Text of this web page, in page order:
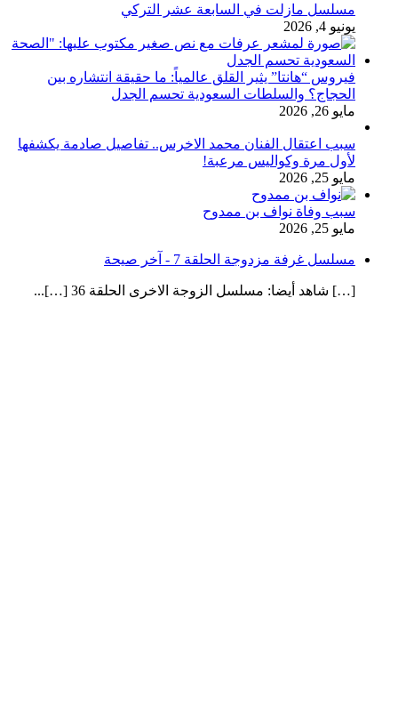
مسلسل مازلت في السابعة عشر التركي
يونيو 4, 2026
فيروس “هانتا” يثير القلق عالمياً: ما حقيقة انتشاره بين
الحجاج؟ والسلطات السعودية تحسم الجدل
مايو 26, 2026
سبب اعتقال الفنان محمد الاخرس.. تفاصيل صادمة يكشفها
لأول مرة وكواليس مرعبة!
مايو 25, 2026
سبب وفاة نواف بن ممدوح
مايو 25, 2026
مسلسل غرفة مزدوجة الحلقة 7 - آخر صيحة
[…] شاهد أيضا: مسلسل الزوجة الاخرى الحلقة 36 […]...